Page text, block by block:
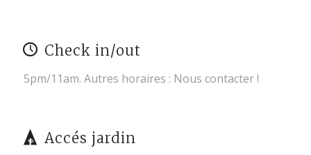
Check in/out
5pm/11am. Autres horaires : Nous contacter !
Accés jardin